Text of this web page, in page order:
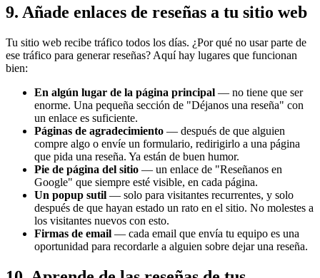
9. Añade enlaces de reseñas a tu sitio web
Tu sitio web recibe tráfico todos los días. ¿Por qué no usar parte de
ese tráfico para generar reseñas? Aquí hay lugares que funcionan
bien:
En algún lugar de la página principal — no tiene que ser
enorme. Una pequeña sección de "Déjanos una reseña" con
un enlace es suficiente.
Páginas de agradecimiento — después de que alguien
compre algo o envíe un formulario, redirigirlo a una página
que pida una reseña. Ya están de buen humor.
Pie de página del sitio — un enlace de "Reseñanos en
Google" que siempre esté visible, en cada página.
Un popup sutil — solo para visitantes recurrentes, y solo
después de que hayan estado un rato en el sitio. No molestes a
los visitantes nuevos con esto.
Firmas de email — cada email que envía tu equipo es una
oportunidad para recordarle a alguien sobre dejar una reseña.